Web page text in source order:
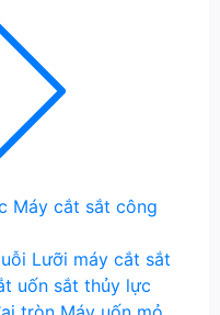
Máy cắt sắt công
Lưỡi máy cắt sắt
uốn sắt thủy lực